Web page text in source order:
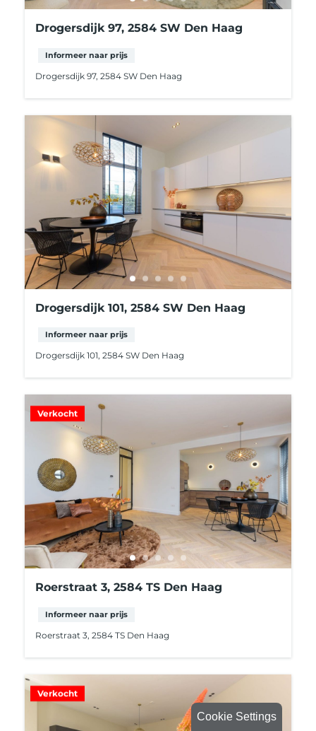
Cookie Settings
Drogersdijk 97, 2584 SW Den Haag
Informeer naar prijs
Drogersdijk 97, 2584 SW Den Haag
Drogersdijk 101, 2584 SW Den Haag
Informeer naar prijs
Drogersdijk 101, 2584 SW Den Haag
Verkocht
Roerstraat 3, 2584 TS Den Haag
Informeer naar prijs
Roerstraat 3, 2584 TS Den Haag
Verkocht